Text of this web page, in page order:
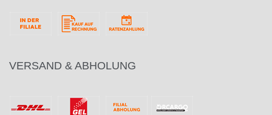
VERSAND & ABHOLUNG